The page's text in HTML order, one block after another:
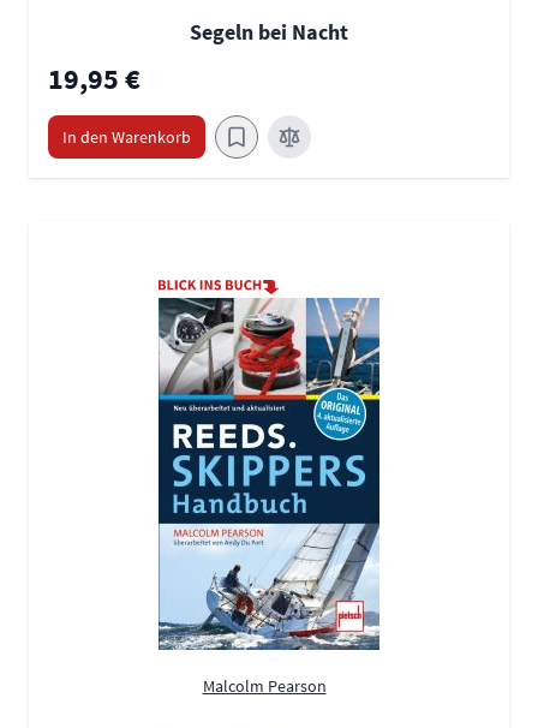
Segeln bei Nacht
19,95 €
In den Warenkorb
Malcolm Pearson